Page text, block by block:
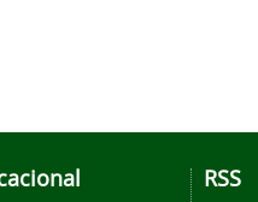
RSS